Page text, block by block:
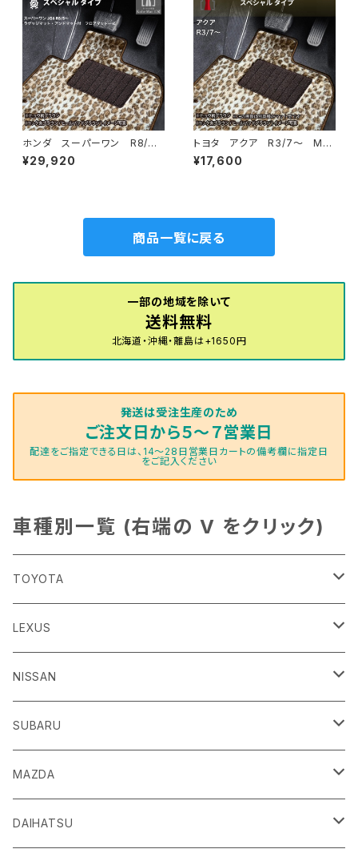
ホンダ スーパーワン R8/
5〜 JG6 ラゲッジマット・ア
ンドマット付 フロアマット一
¥29,920
トヨタ アクア R3/7〜 MX
PK系 フロアマット一式 カー
マット スペシャルタイプ
¥17,600
商品一覧に戻る
一部の地域を除いて
送料無料
北海道・沖縄・離島は+1650円
発送は受注生産のため
ご注文日から５～７営業日
配達をご指定できる日は、14～28日営業日カートの備考欄に指定日
をご記入ください
車種別一覧 (右端の V をクリック)
TOYOTA
86
H24/4～R3/8 ZN6
GR86
R3/10～ ZN8
ｂＢ
H17/12～H28/8 20系
ｂZ４X
R4/5~ XEAM10/11/15・YEAM15
Ｃ-ＨＲ
LEXUS
ＣＴ
H23/1～R4/11
ＥＳ
H30/10～
ＧＳ
H24/1～R2/7
ＨＳ
NISSAN
ＡＤ
H18/12～ Y12
ＧＴ－Ｒ
H19/12～ R35
ＮＴ１００クリッパートラック
SUBARU
ＢＲＺ
H24/3～R3/8 ZC6
ＷＲＸ Ｓ４/ＳＴＩ
MAZDA
ＣＸ－３
DAIHATSU